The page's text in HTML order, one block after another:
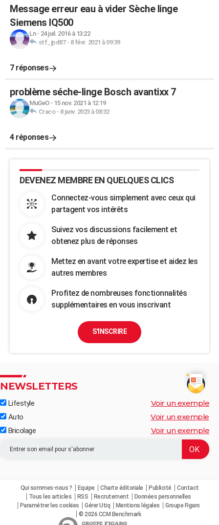
Message erreur eau à vider Sèche linge
Siemens IQ500
Ln- 24 juil. 2016 à 13:22
stf_jpd87- 8 févr. 2021 à 09:39
7 réponses
problème séche-linge Bosch avantixx 7
MuGeO- 15 nov. 2021 à 12:19
Craco- 8 janv. 2023 à 08:32
4 réponses
DEVENEZ MEMBRE EN QUELQUES CLICS
Connectez-vous simplement avec ceux qui
partagent vos intérêts
Suivez vos discussions facilement et
obtenez plus de réponses
Mettez en avant votre expertise et aidez les
autres membres
Profitez de nombreuses fonctionnalités
supplémentaires en vous inscrivant
S'INSCRIRE
NEWSLETTERS
Lifestyle Voir un exemple
Auto Voir un exemple
Bricolage Voir un exemple
Qui sommes-nous ? Equipe Charte éditoriale Publicité
Contact
Tous les articles
RSS Recrutement
Données personnelles
Paramétrer les cookies
Gérer Utiq Mentions légales
Groupe Figaro
© 2026 CCM Benchmark